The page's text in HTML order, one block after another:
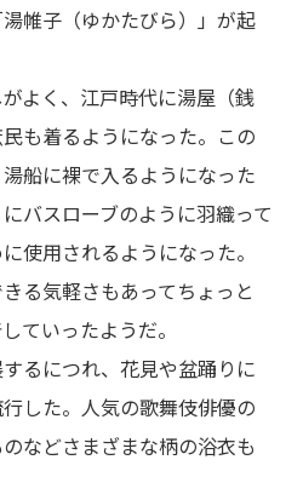
帷子（ゆかたびら）」が起
よく、江戸時代に湯屋（銭
も着るようになった。この
船に裸で入るようになった
バスローブのように羽織って
使用されるようになった。
る気軽さもあってちょっと
ていったようだ。
るにつれ、花見や盆踊りに
した。人気の歌舞伎俳優の
などさまざまな柄の浴衣も